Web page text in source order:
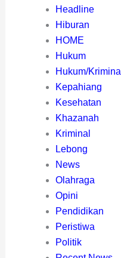
Headline
Hiburan
HOME
Hukum
Hukum/Kriminal
Kepahiang
Kesehatan
Khazanah
Kriminal
Lebong
News
Olahraga
Opini
Pendidikan
Peristiwa
Politik